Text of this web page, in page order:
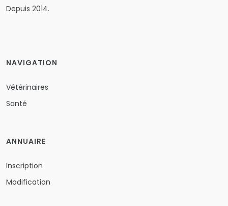
Depuis 2014.
NAVIGATION
Vétérinaires
Santé
ANNUAIRE
Inscription
Modification